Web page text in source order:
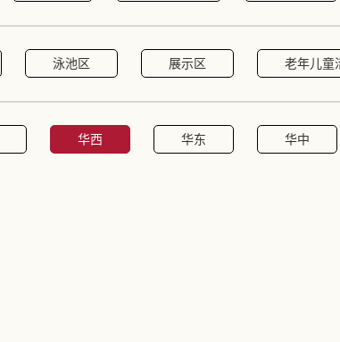
泳池区 展示区 老年儿童
华西 华东 华中